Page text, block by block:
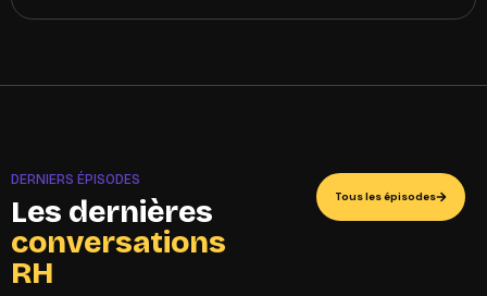
DERNIERS ÉPISODES
Les dernières
conversations
RH
Tous les épisodes